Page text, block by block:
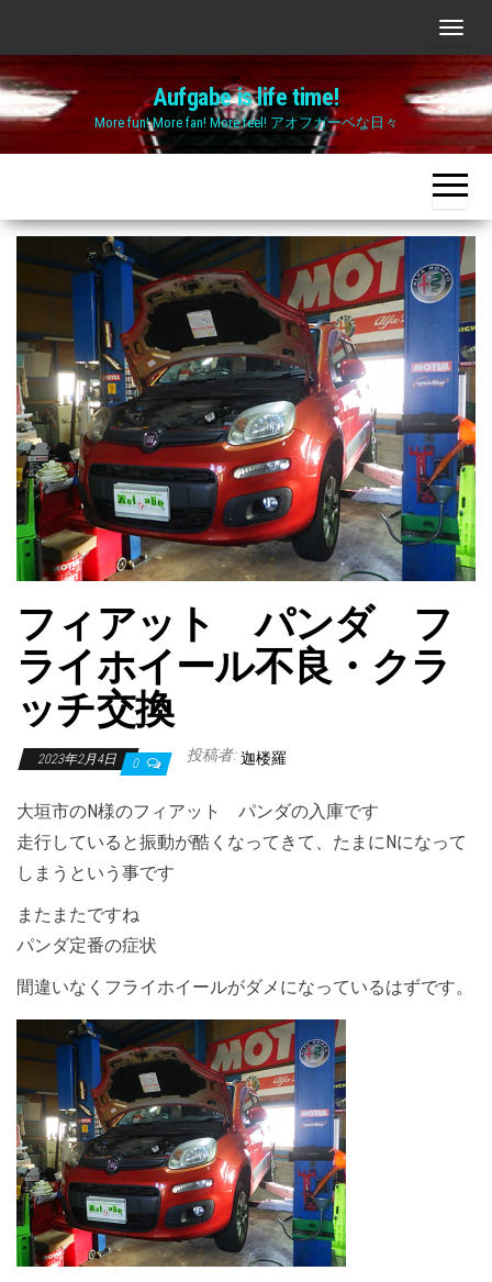
the
content
ナ
ビ
ゲ
ー
シ
ョ
ン
切
り
替
え
Aufgabe is life time!
More fun! More fan! More feel! アオフガーベな日々
フィアット パンダ フ
ライホイール不良・クラ
ッチ交換
2023年2月4日 0 投稿者: 迦楼羅
大垣市のN様のフィアット パンダの入庫です
走行していると振動が酷くなってきて、たまにNになって
しまうという事です
またまたですね
パンダ定番の症状
間違いなくフライホイールがダメになっているはずです。